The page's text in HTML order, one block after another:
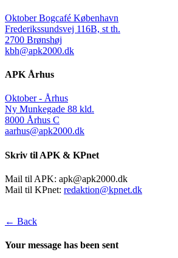
Oktober Bogcafé København
Frederikssundsvej 116B, st th.
2700 Brønshøj
kbh@apk2000.dk
APK Århus
Oktober - Århus
Ny Munkegade 88 kld.
8000 Århus C
aarhus@apk2000.dk
Skriv til APK & KPnet
Mail til APK: apk@apk2000.dk
Mail til KPnet: redaktion@kpnet.dk
← Back
Your message has been sent